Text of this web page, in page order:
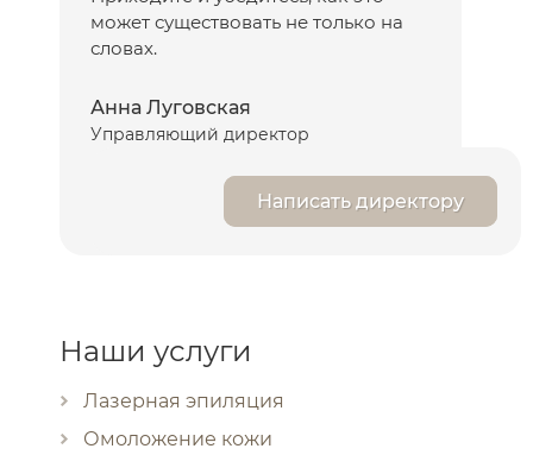
может существовать не только на
словах.
Анна Луговская
Управляющий директор
Написать директору
Наши услуги
Лазерная эпиляция
Омоложение кожи